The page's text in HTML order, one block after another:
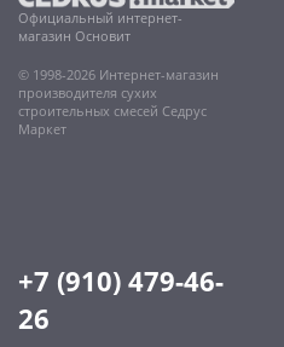
Официальный интернет-
магазин Основит
© 1998-2026 Интернет-магазин
производителя сухих
строительных смесей Седрус
Маркет
+7 (910) 479-46-
26